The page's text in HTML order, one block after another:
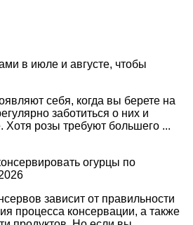
в июле и августе, чтобы
себя, когда вы берете на
заботиться о них и
Хотя розы требуют большего ...
огурцы по
зависит от правильности
процесса консервации, а также